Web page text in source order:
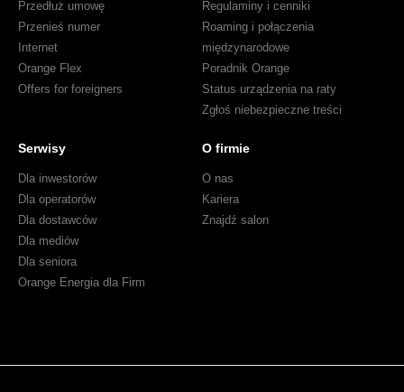
Przedłuż umowę
Przenieś numer
Internet
Orange Flex
Offers for foreigners
Regulaminy i cenniki
Roaming i połączenia
międzynarodowe
Poradnik Orange
Status urządzenia na raty
Zgłoś niebezpieczne treści
Serwisy
Dla inwestorów
Dla operatorów
Dla dostawców
Dla mediów
Dla seniora
Orange Energia dla Firm
O firmie
O nas
Kariera
Znajdź salon